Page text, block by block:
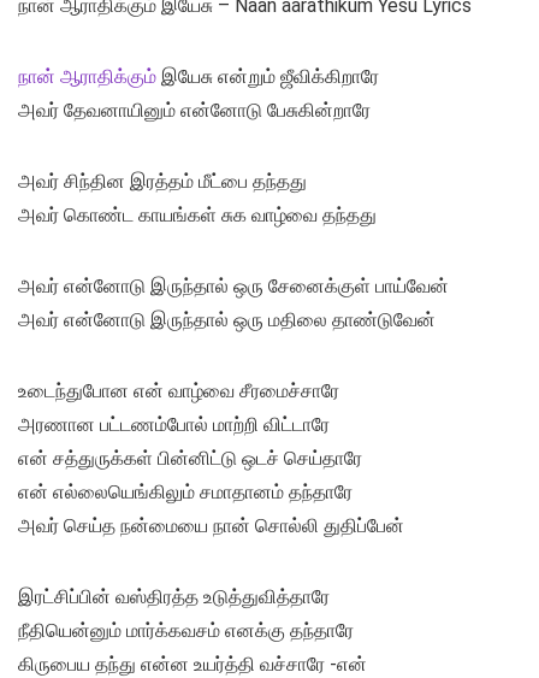
நான் ஆராதிக்கும் இயேசு – Naan aarathikum Yesu Lyrics
நான் ஆராதிக்கும் இயேசு என்றும் ஜீவிக்கிறாரே
அவர் தேவனாயினும் என்னோடு பேசுகின்றாரே
அவர் சிந்தின இரத்தம் மீட்பை தந்தது
அவர் கொண்ட காயங்கள் சுக வாழ்வை தந்தது
அவர் என்னோடு இருந்தால் ஒரு சேனைக்குள் பாய்வேன்
அவர் என்னோடு இருந்தால் ஒரு மதிலை தாண்டுவேன்
உடைந்துபோன என் வாழ்வை சீரமைச்சாரே
அரணான பட்டணம்போல் மாற்றி விட்டாரே
என் சத்துருக்கள் பின்னிட்டு ஒடச் செய்தாரே
என் எல்லையெங்கிலும் சமாதானம் தந்தாரே
அவர் செய்த நன்மையை நான் சொல்லி துதிப்பேன்
இரட்சிப்பின் வஸ்திரத்த உடுத்துவித்தாரே
நீதியென்னும் மார்க்கவசம் எனக்கு தந்தாரே
கிருபைய தந்து என்ன உயர்த்தி வச்சாரே -என்